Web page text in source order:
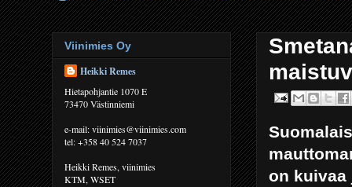
on kuivaa
Viinimies Oy
Heikki Remes
Hietapohjantie 1070 E
73470 Västinniemi
e-mail: viinimies@viinimies.com
tel: +358 40 524 7037
Heikki Remes, viinimies
KTM, WSET